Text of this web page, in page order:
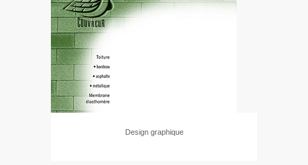
Design graphique